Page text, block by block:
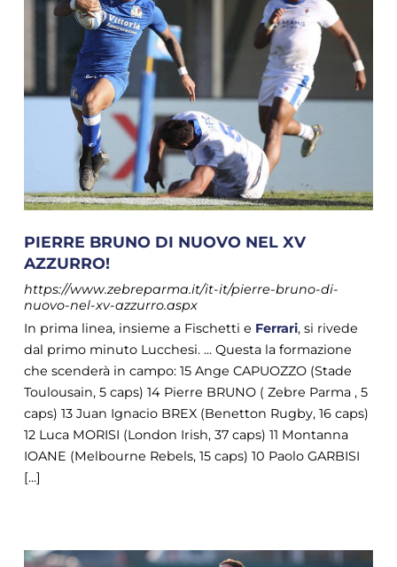
PIERRE BRUNO DI NUOVO NEL XV
AZZURRO!
https://www.zebreparma.it/it-it/pierre-bruno-di-
nuovo-nel-xv-azzurro.aspx
In prima linea, insieme a Fischetti e Ferrari, si rivede
dal primo minuto Lucchesi. ... Questa la formazione
che scenderà in campo: 15 Ange CAPUOZZO (Stade
Toulousain, 5 caps) 14 Pierre BRUNO ( Zebre Parma , 5
caps) 13 Juan Ignacio BREX (Benetton Rugby, 16 caps)
12 Luca MORISI (London Irish, 37 caps) 11 Montanna
IOANE (Melbourne Rebels, 15 caps) 10 Paolo GARBISI
[...]